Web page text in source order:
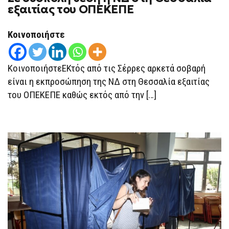
ΔΎΣΚΟΛΗ
ΘΈΣΗ
ΟΠΕΚΕΠΕ
εξαιτίας του ΟΠΕΚΕΠΕ
Κοινοποιήστε
ΚοινοποιήστεΕΚτός από τις Σέρρες αρκετά σοβαρή
είναι η εκπροσώπηση της ΝΔ στη Θεσσαλία εξαιτίας
του ΟΠΕΚΕΠΕ καθώς εκτός από την […]